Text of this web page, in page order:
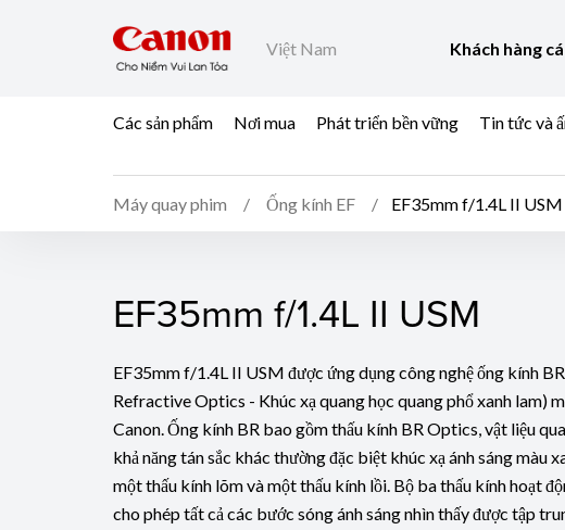
Việt Nam Khách hàng
Các sản phẩm Nơi mua Phát triển bền vững Tin tức và
Máy quay phim Ống kính EF EF35mm f/1.4L II USM
EF35mm f/1.4L II USM
EF35mm f/1.4L II USM
EF35mm f/1.4L II USM được ứng dụng công nghệ ống kính
Refractive Optics - Khúc xạ quang học quang phổ xanh lam)
Canon. Ống kính BR bao gồm thấu kính BR Optics, vật liệu
khả năng tán sắc khác thường đặc biệt khúc xạ ánh sáng màu
một thấu kính lõm và một thấu kính lồi. Bộ ba thấu kính hoạt
cho phép tất cả các bước sóng ánh sáng nhìn thấy được tập